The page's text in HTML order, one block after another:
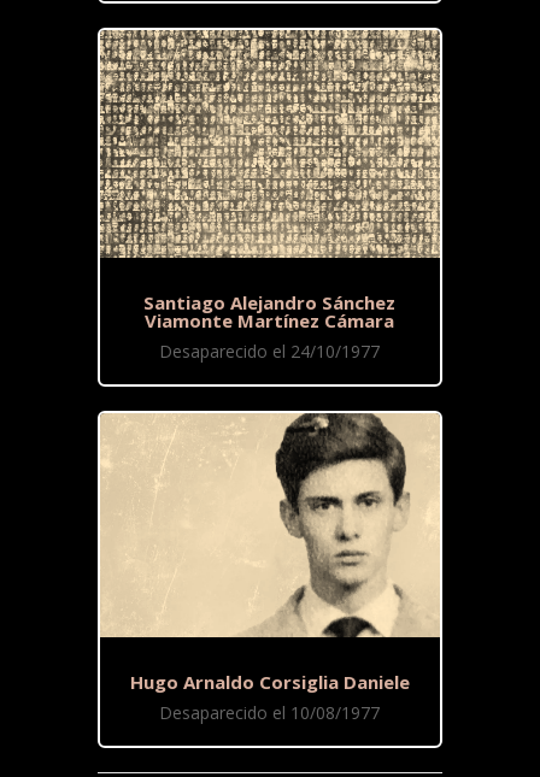
Santiago Alejandro Sánchez
Viamonte Martínez Cámara
Desaparecido el 24/10/1977
Hugo Arnaldo Corsiglia Daniele
Desaparecido el 10/08/1977